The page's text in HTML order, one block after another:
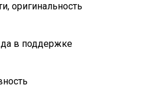
оригинальность
в поддержке